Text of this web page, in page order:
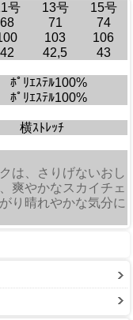
号 13号
15号
68 71
74
103
106
42 42,5 43
ﾎﾟﾘｴｽﾃﾙ100%
ﾎﾟﾘｴｽﾃﾙ100%
横ｽﾄﾚｯﾁ
は、さりげないおし
爽やかなスカイチェ
り晴れやかな気分に